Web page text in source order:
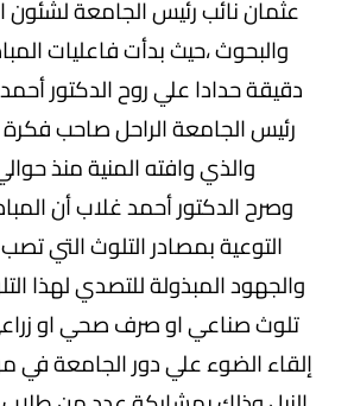
عثمان نائب رئيس الجامعة لشئون
والبحوث ،حيث بدأت فاعليات
دقيقة حدادا علي روح الدكتور
رئيس الجامعة الراحل صاحب
والذي وافته المنية منذ
وصرح الدكتور أحمد غلاب أن
التوعية بمصادر التلوث التي
والجهود المبذولة للتصدي لهذا
تلوث صناعي او صرف صحي او
إلقاء الضوء علي دور الجامعة في